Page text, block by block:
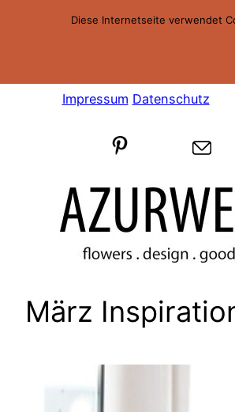
Impressum Datenschutz
März
Diese Internetseite verwendet